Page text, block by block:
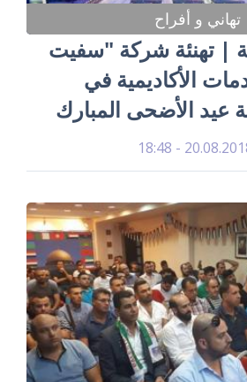
تهاني و أفراح
| تهنئة شركة "سفيت
الأكاديمية في
عيد الأضحى المبارك
20.08.2018 -